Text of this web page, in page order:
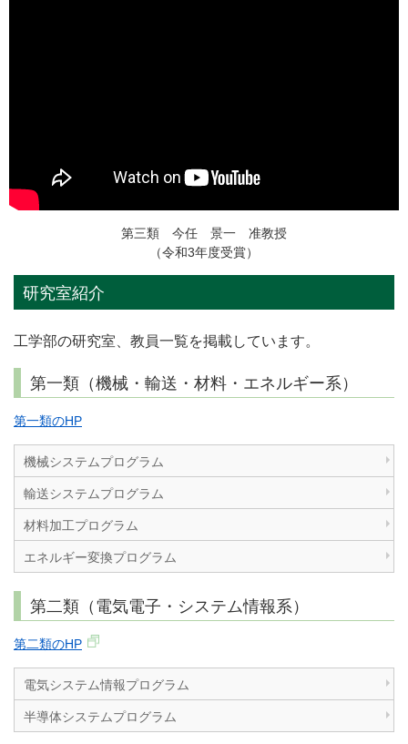
第三類 今任 景一 准教授
（令和3年度受賞）
研究室紹介
工学部の研究室、教員一覧を掲載しています。
第一類（機械・輸送・材料・エネルギー系）
第一類のHP
機械システムプログラム
輸送システムプログラム
材料加工プログラム
エネルギー変換プログラム
第二類（電気電子・システム情報系）
第二類のHP
電気システム情報プログラム
半導体システムプログラム